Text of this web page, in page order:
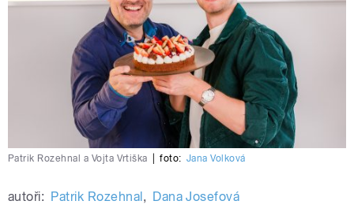
Patrik Rozehnal a Vojta Vrtiška foto: Jana Volková
autoři: Patrik Rozehnal, Dana Josefová